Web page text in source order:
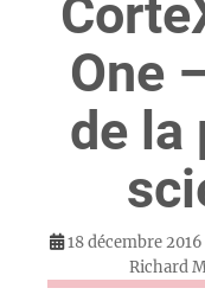
One
de la
18 décembre 2016
Richard